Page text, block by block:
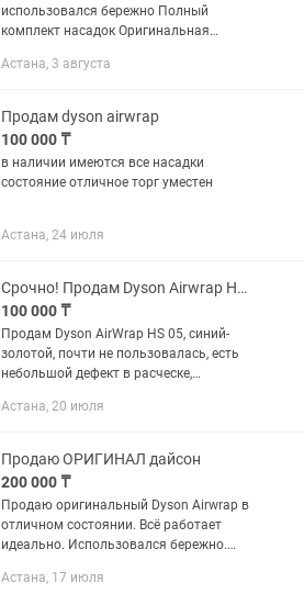
использовался бережно Полный
комплект насадок Оригинальная
идеально, без дефектов (возможен
Астана, 3 августа
Продам dyson airwrap
100 000 ₸
в наличии имеются все насадки
состояние отличное торг уместен
Астана, 24 июля
Срочно! Продам Dyson Airwrap HS05, цвет синий-золотой.
100 000 ₸
Продам Dyson AirWrap HS 05, синий-
золотой, почти не пользовалась, есть
небольшой дефект в расческе,
идеально! Торг уместен
Астана, 20 июля
Продаю ОРИГИНАЛ дайсон
200 000 ₸
Продаю оригинальный Dyson Airwrap в
отличном состоянии. Всё работает
идеально. Использовался бережно.
Комплект на фото. По себе стоимость
Астана, 17 июля